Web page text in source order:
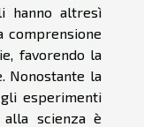
hanno altresì
comprensione
favorendo la
Nonostante la
esperimenti
scienza è